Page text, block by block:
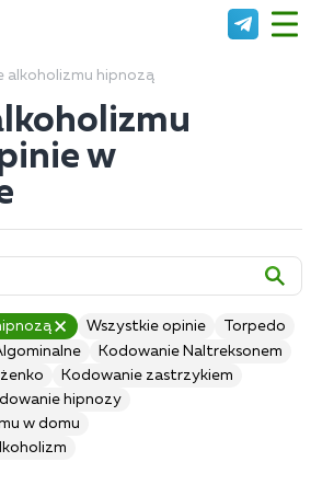
alkoholizmu hipnozą
w
Wszystkie opinie
Torpedo
Kodowanie Naltreksonem
Kodowanie zastrzykiem
hipnozy
w domu